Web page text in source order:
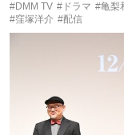
#DMM TV #ドラマ #亀梨
#窪塚洋介 #配信